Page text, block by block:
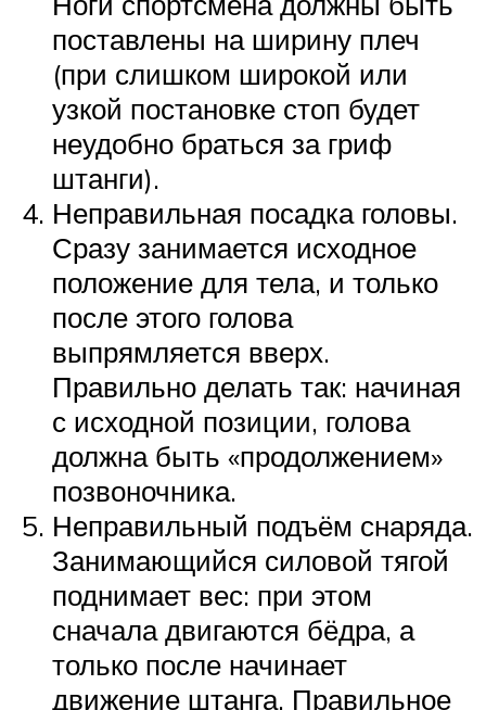
поставлены на ширину плеч
(при слишком широкой или
узкой постановке стоп будет
неудобно браться за гриф
штанги).
Неправильная посадка головы.
Сразу занимается исходное
положение для тела, и только
после этого голова
выпрямляется вверх.
Правильно делать так: начиная
с исходной позиции, голова
должна быть «продолжением»
позвоночника.
Неправильный подъём снаряда.
Занимающийся силовой тягой
поднимает вес: при этом
сначала двигаются бёдра, а
только после начинает
движение штанга. Правильное